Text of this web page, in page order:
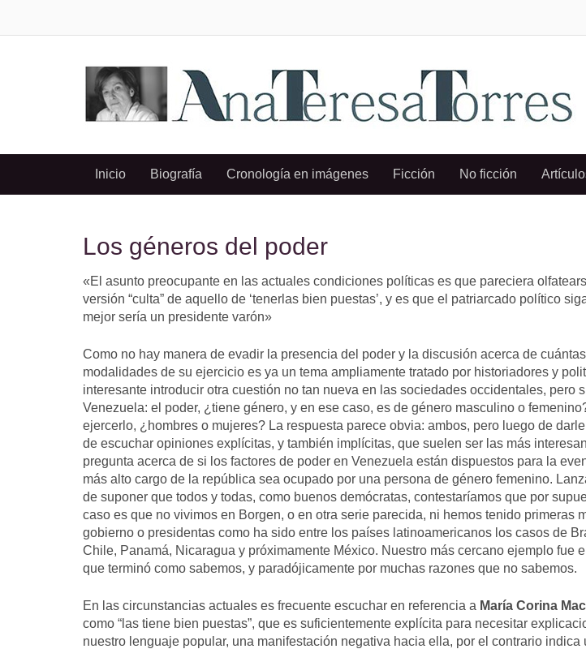
Inicio Biografía Cronología en imágenes Ficción No ficción
Los géneros del poder
«El asunto preocupante en las actuales condiciones políticas es que pareciera
versión “culta” de aquello de ‘tenerlas bien puestas’, y es que el patriarcado político
mejor sería un presidente varón»
Como no hay manera de evadir la presencia del poder y la discusión acerca de
modalidades de su ejercicio es ya un tema ampliamente tratado por historiadores y
interesante introducir otra cuestión no tan nueva en las sociedades occidentales, pero
Venezuela: el poder, ¿tiene género, y en ese caso, es de género masculino o
ejercerlo, ¿hombres o mujeres? La respuesta parece obvia: ambos, pero luego de
de escuchar opiniones explícitas, y también implícitas, que suelen ser las más
pregunta acerca de si los factores de poder en Venezuela están dispuestos para la
más alto cargo de la república sea ocupado por una persona de género femenino.
de suponer que todos y todas, como buenos demócratas, contestaríamos que por
caso es que no vivimos en Borgen, o en otra serie parecida, ni hemos tenido primeras
gobierno o presidentas como ha sido entre los países latinoamericanos los casos de
Chile, Panamá, Nicaragua y próximamente México. Nuestro más cercano ejemplo fue
que terminó como sabemos, y paradójicamente por muchas razones que no sabemos.
En las circunstancias actuales es frecuente escuchar en referencia a María Corina
como “las tiene bien puestas”, que es suficientemente explícita para necesitar
nuestro lenguaje popular, una manifestación negativa hacia ella, por el contrario indica